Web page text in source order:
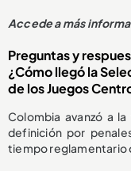
Accede a más
Preguntas y
¿Cómo llegó la
de los Juegos
Colombia avanzó a
definición por
tiempo reglamentario